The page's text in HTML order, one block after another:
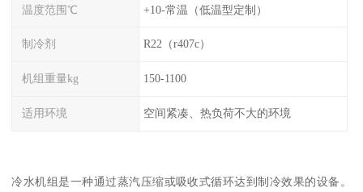
温度范围℃ +10-常温（低温型定制）
制冷剂 R22（r407c）
机组重量kg 150-1100
适用环境 空间紧凑、热负荷不大的环境
冷水机组是一种通过蒸汽压缩或吸收式循环达到制冷效果的设备。